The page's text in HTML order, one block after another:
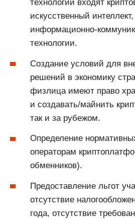
технологий входят
искусственный
информационно-
технологии.
Создание условий для
решений в экономику
физлица имеют право
и создавать/майнить
так и за рубежом.
Определение
операторам
обменников).
Предоставление льгот
отсутствие
года, отсутствие